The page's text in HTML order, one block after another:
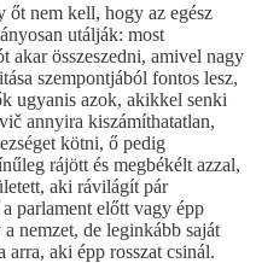
őt nem kell, hogy az egész
utálják: most
akar összeszedni, amivel nagy
szempontjából fontos lesz,
ugyanis azok, akikkel senki
annyira kiszámíthatatlan,
kötni, ő pedig
rájött és megbékélt azzal,
aki rávilágít pár
parlament előtt vagy épp
nemzet, de leginkább saját
arra, aki épp rosszat csinál.